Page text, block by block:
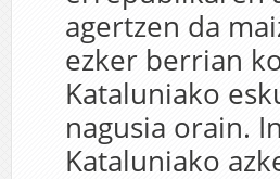
agertzen da
ezker berrian
Kataluniako
nagusia orain.
Kataluniako